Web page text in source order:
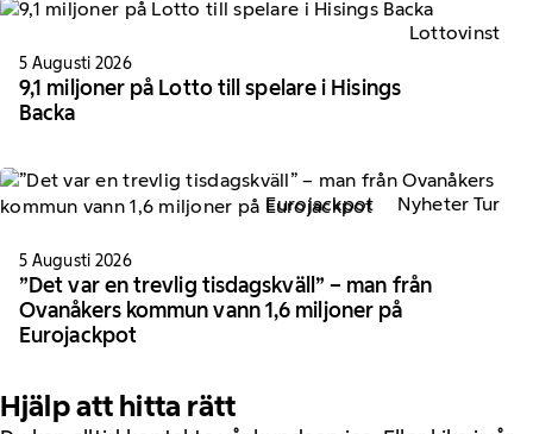
Lottovinst
5 Augusti 2026
9,1 miljoner på Lotto till spelare i Hisings
Backa
Eurojackpot Nyheter Tur
5 Augusti 2026
”Det var en trevlig tisdagskväll” – man från
Ovanåkers kommun vann 1,6 miljoner på
Eurojackpot
Hjälp att hitta rätt